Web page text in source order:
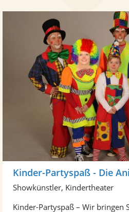
Kinder-Partyspaß - Die
Showkünstler, Kindertheater
Kinder-Partyspaß – Wir bringen